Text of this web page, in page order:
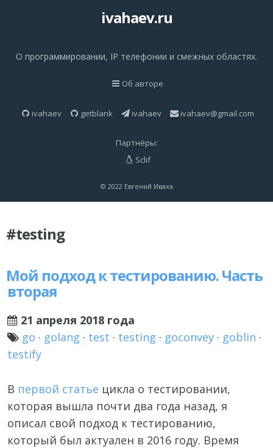
ivahaev.ru
О программировании, IP телефонии и смежных областях.
Об авторе
ivahaev getblank ivahaev ivahaev@gmail.com
Партнёры:
Sclif
© 2022 Евгений Иваха
#testing
Мой подход к тестированию. Часть
вторая
21 апреля 2018 года
go · golang · test · testing · goconvey · goblin ·
testify
В первой статье цикла о тестировании,
которая вышла почти два года назад, я
описал свой подход к тестированию,
который был актуален в 2016 году. Время